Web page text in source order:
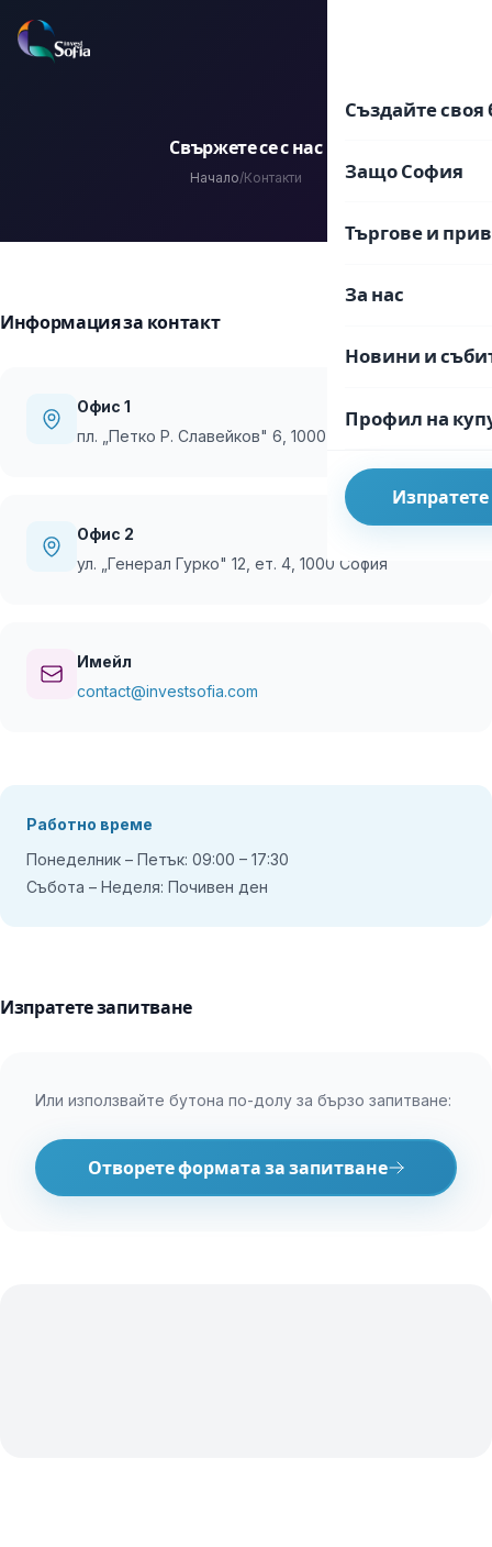
към
Създайте своя
Защо София
Търгове и
За нас
Новини и
Профил на
Свържете се с нас
Начало/Контакти
Информация за контакт
Офис 1
пл. „Петко Р. Славейков" 6, 1000 София
Офис 2
ул. „Генерал Гурко" 12, ет. 4, 1000 София
Имейл
contact@investsofia.com
Работно време
Понеделник – Петък: 09:00 – 17:30
Събота – Неделя: Почивен ден
Изпратете запитване
Или използвайте бутона по-долу за бързо запитване:
Отворете формата за запитване